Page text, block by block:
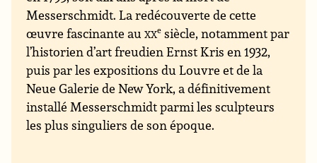
Messerschmidt. La redécouverte de cette
œuvre fascinante auxxe siècle, notamment par
l’historien d’art freudien Ernst Kris en 1932,
puis par les expositions du Louvre et de la
Neue Galerie de New York, a définitivement
installé Messerschmidt parmi les sculpteurs
les plus singuliers de son époque.